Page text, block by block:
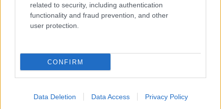
related to security, including authentication
functionality and fraud prevention, and other
user protection.
CONFIRM
Data Deletion Data Access Privacy Policy
https://twitter.com/Itamar1710/status/
. @Giannis_An34
loves you. As an American I admire
you so much. Kick ass big fella!
— Rick Pitino (@RealPitino)